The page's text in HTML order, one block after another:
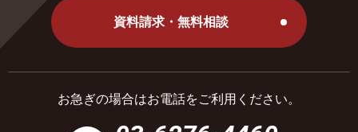
資料請求・無料相談
お急ぎの場合はお電話をご利用ください。